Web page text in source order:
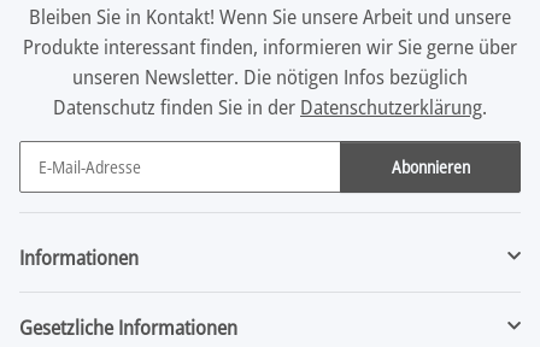
Bleiben Sie in Kontakt! Wenn Sie unsere Arbeit und unsere
Produkte interessant finden, informieren wir Sie gerne über
unseren Newsletter. Die nötigen Infos bezüglich
Datenschutz finden Sie in der Datenschutzerklärung.
Abonnieren
Newsletter Abonnieren
Informationen
Gesetzliche Informationen